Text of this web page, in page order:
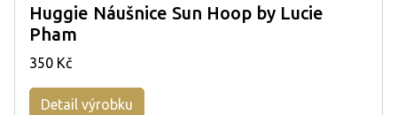
Huggie Náušnice Sun Hoop by Lucie
Pham
350 Kč
Detail výrobku